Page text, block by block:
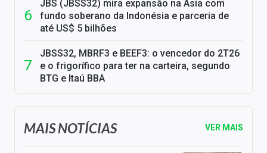
JBS (JBSS32) mira expansão na Ásia com
fundo soberano da Indonésia e parceria de
até US$ 5 bilhões
JBSS32, MBRF3 e BEEF3: o vencedor do 2T26
e o frigorífico para ter na carteira, segundo
BTG e Itaú BBA
MAIS NOTÍCIAS VER MAIS